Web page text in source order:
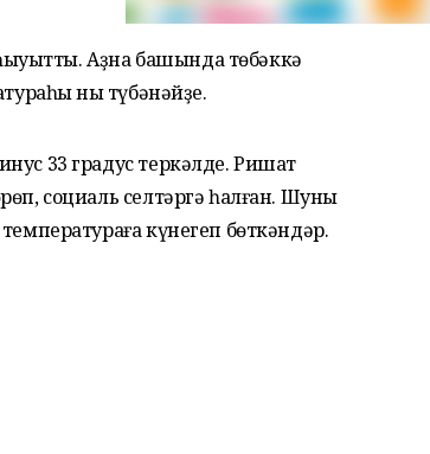
Аҙна башында төбәккә
ныҡ түбәнәйҙе.
33 градус теркәлде. Ришат
социаль селтәргә һалған. Шуны
күнегеп бөткәндәр.